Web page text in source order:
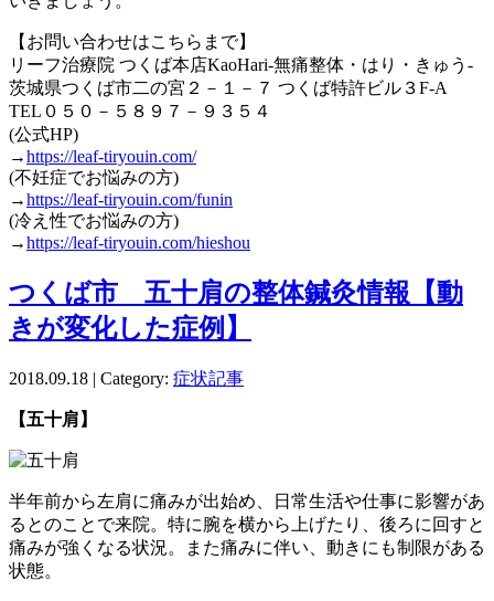
【お問い合わせはこちらまで】
リーフ治療院 つくば本店KaoHari-無痛整体・はり・きゅう-
茨城県つくば市二の宮２－１－７ つくば特許ビル３F-A
TEL０５０－５８９７－９３５４
(公式HP)
→https://leaf-tiryouin.com/
(不妊症でお悩みの方)
→https://leaf-tiryouin.com/funin
(冷え性でお悩みの方)
→https://leaf-tiryouin.com/hieshou
つくば市 五十肩の整体鍼灸情報【動
きが変化した症例】
2018.09.18 | Category: 症状記事
【五十肩】
半年前から左肩に痛みが出始め、日常生活や仕事に影響があ
るとのことで来院。特に腕を横から上げたり、後ろに回すと
痛みが強くなる状況。また痛みに伴い、動きにも制限がある
状態。